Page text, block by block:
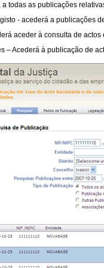
a todas as publicações
- acederá a publicações
aceder à consulta de actos
– Acederá à publicação de